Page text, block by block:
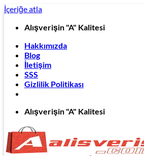
İçeriğe atla
Alışverişin "A" Kalitesi
Hakkımızda
Blog
İletişim
SSS
Gizlilik Politikası
Alışverişin "A" Kalitesi